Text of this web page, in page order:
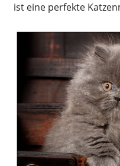
ist eine perfekte